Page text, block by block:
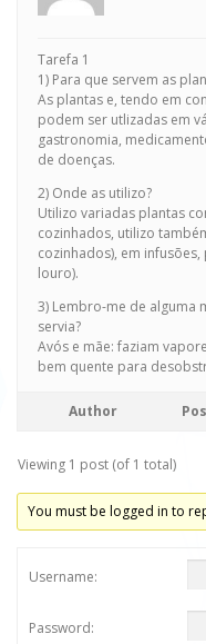
Tarefa 1
1) Para que servem as
As plantas e, tendo em
podem ser utlizadas em
gastronomia,
de doenças.
2) Onde as utilizo?
Utilizo variadas plantas
cozinhados, utilizo
cozinhados), em
louro).
3) Lembro-me de alguma
servia?
Avós e mãe: faziam
bem quente para
Author
Viewing 1 post (of 1 total)
You must be logged in to
Username:
Password: